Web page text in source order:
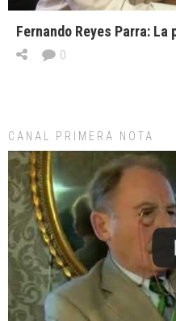
Fernando Reyes Parra:
0
CANAL PRIMERA NOTA